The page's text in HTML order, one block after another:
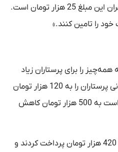
در نظر گرفته شود 100 هزار تومان است اما در شیراز این مبلغ بین 16 تا 20 هزار تومان متغیر است. مثلاً در تهران این مبلغ 25 هزار تومان است.
را تامین کنند.»
را برای پرستاران زیاد
می‌دانند. ما در این هیات حتی یک نماینده هم نداریم. در هیات امنا تصمیم می‌گیرند حق مسکن 200 هزار تومانی پرستاران را به 120 هزار تومان
کاهش دهند. در هیات امنا تصمیم می‌گیرند مبلغ مصوبه دولت برای هدیه روز پرستار را که یک میلیون تومان است به 500 هزار تومان کاهش
او ادامه می‌دهد: «هدیه روز پرستار سال گذشته یک میلیون تومان بود اما به ما با احتساب مالیات کم‌شده تنها 420 هزار تومان پرداخت کردند و